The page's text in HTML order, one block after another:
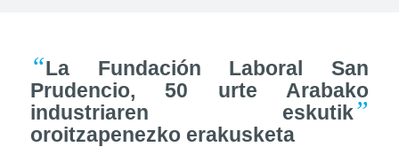
“La Fundación Laboral San
Prudencio, 50 urte Arabako
industriaren eskutik”
oroitzapenezko erakusketa